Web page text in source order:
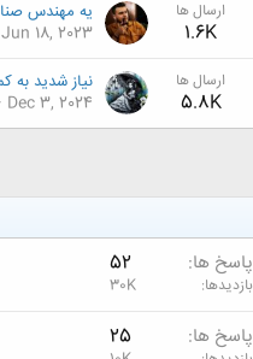
ارسال ها
1.6K
Jun 18, 2023
ارسال ها
5.8K
Dec 3, 2024
پاسخ ها 52
بازدیدها 30K
پاسخ ها 25